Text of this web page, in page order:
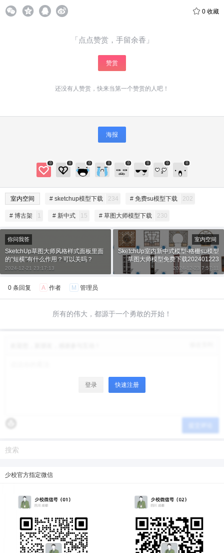
0 收藏
「点点赞赏，手留余香」
赞赏
还没有人赞赏，快来当第一个赞赏的人吧！
海报
0 0 0 0 0 0 0 0
室内空间 # sketchup模型下载 234 # 免费su模型下载 202
# 博古架 1 # 新中式 15 # 草图大师模型下载 230
给SketchUp小编打赏
20 50 元 自定义
立刻支付
付费内容
微信支付
你问我答
SketchUp草图大师风格样式面板里面
的“短横”有什么作用？可以关吗？
2024-12-21 23:17:13
室内空间
SketchUp室内新中式模型-格栅su模型
草图大师模型免费下载202401223
2024-12-23 7:57:11
0 条回复 A 作者 M 管理员
所有的伟大，都源于一个勇敢的开始！
登录 快速注册
少校官方指定微信
您没有权限发布内容，请购买会员或者提升权
6位以上